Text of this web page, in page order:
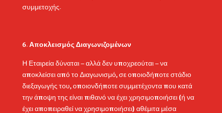
συμμετοχής.
Αποκλεισμός Διαγωνιζομένων
Η Εταιρεία δύναται – αλλά δεν υποχρεούται – να
αποκλείσει από το Διαγωνισμό, σε οποιοδήποτε στάδιο
διεξαγωγής του, οποιονδήποτε συμμετέχοντα που κατά
την άποψη της είναι πιθανό να έχει χρησιμοποιήσει (ή να
έχει αποπειραθεί να χρησιμοποιήσει) αθέμιτα μέσα